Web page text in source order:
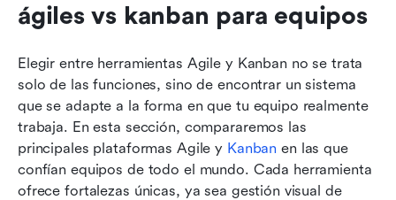
ágiles vs kanban para equipos
Elegir entre herramientas Agile y Kanban no se trata
solo de las funciones, sino de encontrar un sistema
que se adapte a la forma en que tu equipo realmente
trabaja. En esta sección, compararemos las
principales plataformas Agile y Kanban en las que
confían equipos de todo el mundo. Cada herramienta
ofrece fortalezas únicas, ya sea gestión visual de